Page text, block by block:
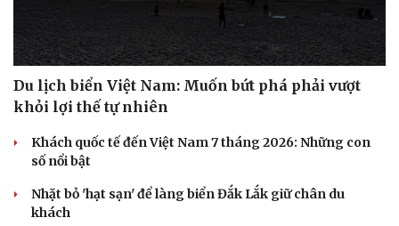
Du lịch biển Việt Nam: Muốn bứt phá phải vượt
khỏi lợi thế tự nhiên
Khách quốc tế đến Việt Nam 7 tháng 2026: Những con
số nổi bật
Nhặt bỏ 'hạt sạn' để làng biển Đắk Lắk giữ chân du
khách